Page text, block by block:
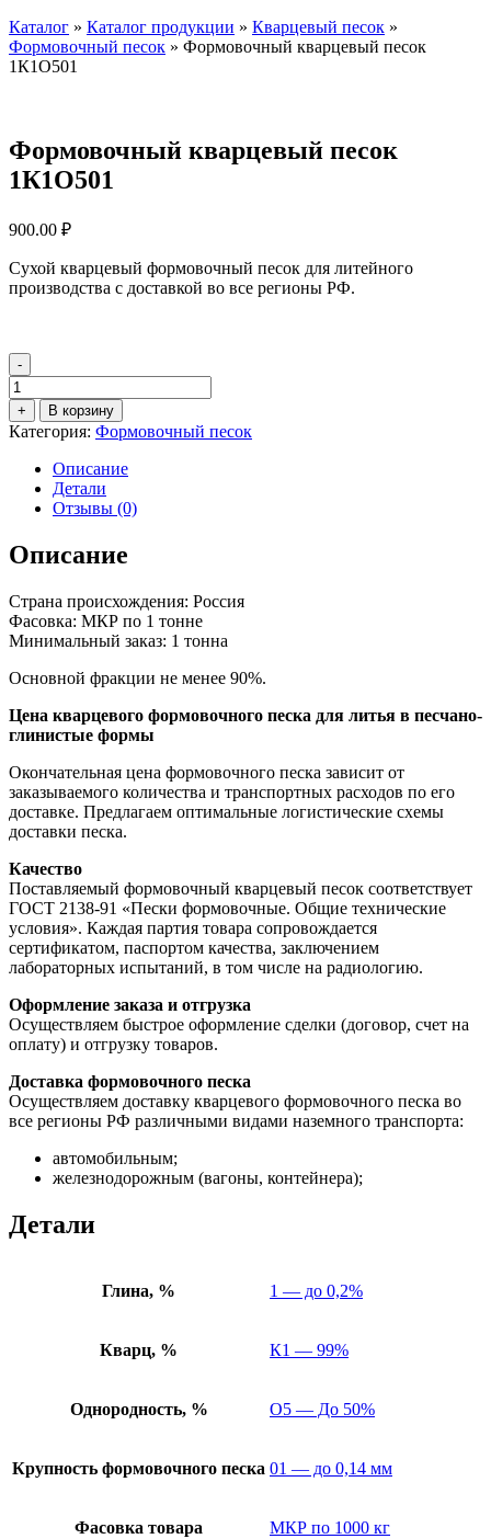
Каталог » Каталог продукции » Кварцевый песок »
Формовочный песок » Формовочный кварцевый песок
1К1О501
Формовочный кварцевый песок
1К1О501
900.00 ₽
Сухой кварцевый формовочный песок для литейного
производства с доставкой во все регионы РФ.
-
Количество
товара
Формовочный
кварцевый
песок
1К1О501
+ В корзину
Категория: Формовочный песок
Описание
Детали
Отзывы (0)
Описание
Страна происхождения: Россия
Фасовка: МКР по 1 тонне
Минимальный заказ: 1 тонна
Основной фракции не менее 90%.
Цена кварцевого формовочного песка для литья в песчано-
глинистые формы
Окончательная цена формовочного песка зависит от
заказываемого количества и транспортных расходов по его
доставке. Предлагаем оптимальные логистические схемы
доставки песка.
Качество
Поставляемый формовочный кварцевый песок соответствует
ГОСТ 2138-91 «Пески формовочные. Общие технические
условия». Каждая партия товара сопровождается
сертификатом, паспортом качества, заключением
лабораторных испытаний, в том числе на радиологию.
Оформление заказа и отгрузка
Осуществляем быстрое оформление сделки (договор, счет на
оплату) и отгрузку товаров.
Доставка формовочного песка
Осуществляем доставку кварцевого формовочного песка во
все регионы РФ различными видами наземного транспорта:
автомобильным;
железнодорожным (вагоны, контейнера);
Детали
Глина, % 1 — до 0,2%
Кварц, % К1 — 99%
Однородность, % О5 — До 50%
Крупность формовочного песка 01 — до 0,14 мм
Фасовка товара МКР по 1000 кг